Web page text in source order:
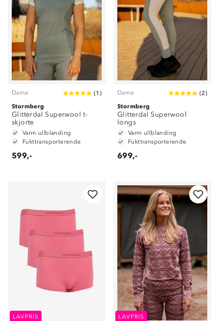
Dame (1 )
Stormberg
Glitterdal Superwool t-
skjorte
Varm ullblanding
Fukttransporterende
599,-
Dame (2)
Stormberg
Glitterdal Superwool
longs
Varm ullblanding
Fukttransporterende
699,-
LAVPRIS LAVPRIS
Om Stormberg